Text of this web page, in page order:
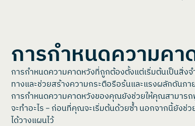
การกำหนดความคา
การกำหนดความคาดหวังที่ถูกต้องตั้งแต่เริ่มต้นเป็นสิ่ง
ทางและช่วยสร้างความกระตือรือร้นและแรงผลักดันภ
การกำหนดความคาดหวังของคุณยังช่วยให้คุณสามารถ
จะทำอะไร – ก่อนที่คุณจะเริ่มต้นด้วยซ้ำ นอกจากนี้ยังช่ว
ได้วางแผนไว้